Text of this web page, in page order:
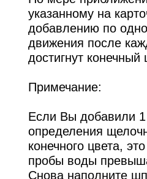
указанному на
добавлению по
движения после
достигнут конечный
Примечание:
Если Вы добавили 1
определения
конечного цвета,
пробы воды
Снова наполните